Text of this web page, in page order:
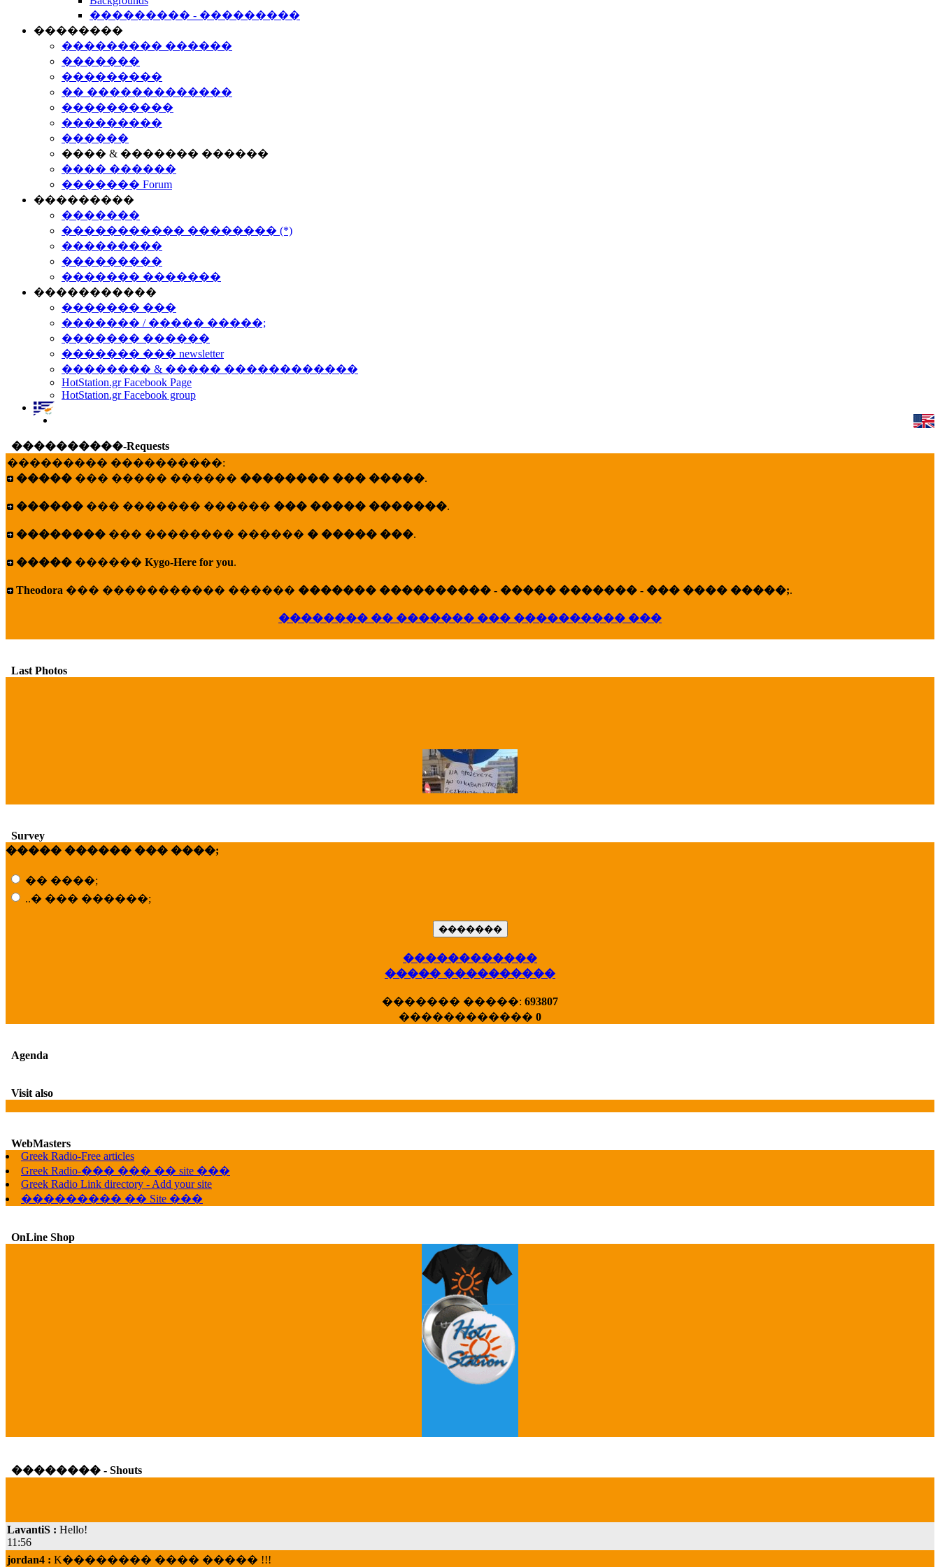
��������� - ���������
��������
��������� ������
�������
���������
�� �������������
����������
���������
������
���� & ������� ������
���� ������
������� Forum
���������
�������
����������� �������� (*)
���������
���������
������� �������
�����������
������� ���
������� / ����� �����;
������� ������
������� ��� newsletter
�������� & ����� ������������
HotStation.gr Facebook Page
HotStation.gr Facebook group
����������-Requests
��������� ����������:
����� ��� ����� ������ �������� ��� �����.
������ ��� ������� ������ ��� ����� �������.
�������� ��� �������� ������ � ����� ���.
����� ������ Kygo-Here for you.
Theodora ��� ����������� ������ ������� ���������� - ����� ������� - ��� ���� �����;.
�������� �� ������� ��� ���������� ���
Last Photos
X�����
����� HotStat
...
Grey's Anatomy
Survey
����� ������ ��� ����;
�� ����;
..� ��� ������;
������������
����� ����������
������� �����: 693807
������������ 0
Agenda
Visit also
WebMasters
Greek Radio-Free articles
Greek Radio-��� ��� �� site ���
Greek Radio Link directory - Add your site
��������� �� Site ���
OnLine Shop
�������� - Shouts
11:56
jordan4 :K�������� ���� ����� !!!
19:45